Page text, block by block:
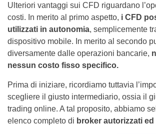
Ulteriori vantaggi sui CFD riguardano
costi. In merito al primo aspetto, i CFD
utilizzati in autonomia, semplicemente
dispositivo mobile. In merito al secondo
diversamente dalle operazioni bancarie,
nessun costo fisso specifico.
Prima di iniziare, ricordiamo tuttavia
scegliere il giusto intermediario, ossia il
trading online. A tal proposito, abbiamo
elenco completo di broker autorizzati